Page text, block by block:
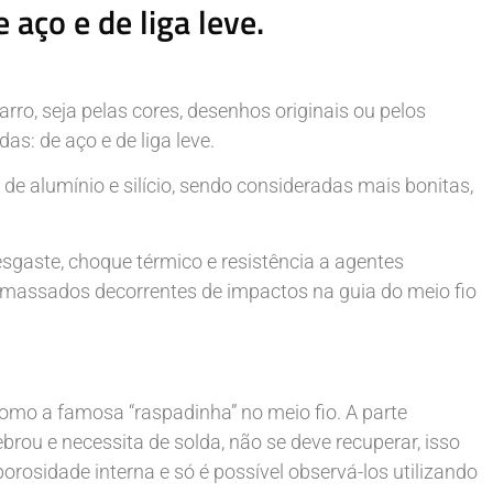
e de liga leve.
seja pelas cores, desenhos originais ou pelos
de aço e de liga leve.
alumínio e silício, sendo consideradas mais bonitas,
choque térmico e resistência a agentes
decorrentes de impactos na guia do meio fio
a famosa “raspadinha” no meio fio. A parte
e necessita de solda, não se deve recuperar, isso
interna e só é possível observá-los utilizando